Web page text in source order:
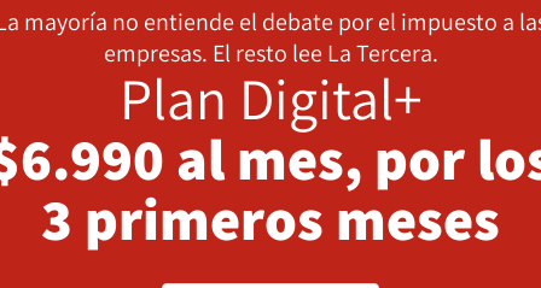
mayoría no entiende el debate por el impuesto a
empresas. El resto lee La Tercera.
Plan Digital+
al mes, por
3 primeros meses